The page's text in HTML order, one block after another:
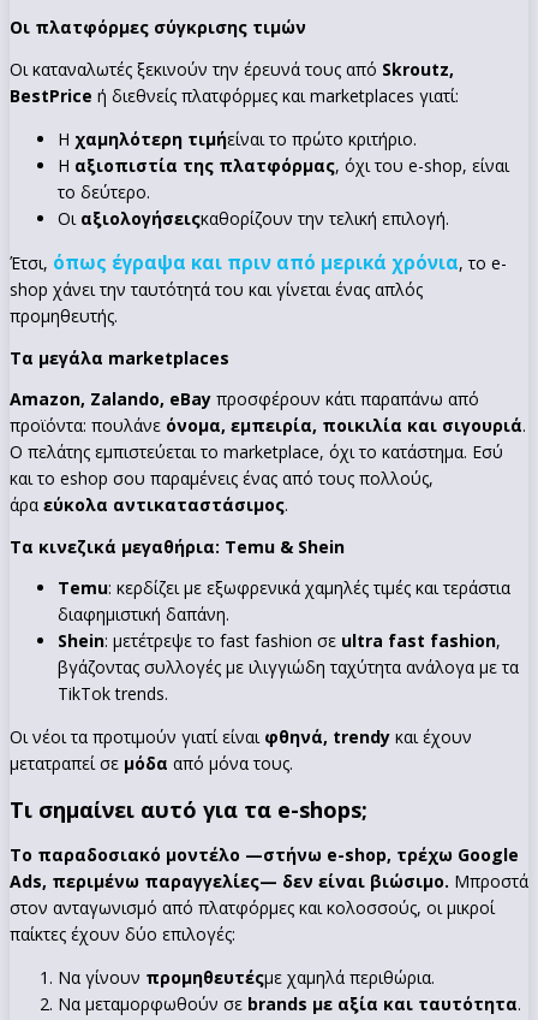
Οι πλατφόρμες σύγκρισης τιμών
Οι καταναλωτές ξεκινούν την έρευνά τους από Skroutz,
BestPrice ή διεθνείς πλατφόρμες και marketplaces γιατί:
Η χαμηλότερη τιμήείναι το πρώτο κριτήριο.
Η αξιοπιστία της πλατφόρμας, όχι του e-shop, είναι
το δεύτερο.
Οι αξιολογήσειςκαθορίζουν την τελική επιλογή.
Έτσι, όπως έγραψα και πριν από μερικά χρόνια, το e-
shop χάνει την ταυτότητά του και γίνεται ένας απλός
προμηθευτής.
Τα μεγάλα marketplaces
Amazon, Zalando, eBay προσφέρουν κάτι παραπάνω από
προϊόντα: πουλάνε όνομα, εμπειρία, ποικιλία και σιγουριά.
Ο πελάτης εμπιστεύεται το marketplace, όχι το κατάστημα. Εσύ
και το eshop σου παραμένεις ένας από τους πολλούς,
άρα εύκολα αντικαταστάσιμος.
Τα κινεζικά μεγαθήρια: Temu & Shein
Temu: κερδίζει με εξωφρενικά χαμηλές τιμές και τεράστια
διαφημιστική δαπάνη.
Shein: μετέτρεψε το fast fashion σε ultra fast fashion,
βγάζοντας συλλογές με ιλιγγιώδη ταχύτητα ανάλογα με τα
TikTok trends.
Οι νέοι τα προτιμούν γιατί είναι φθηνά, trendy και έχουν
μετατραπεί σε μόδα από μόνα τους.
Τι σημαίνει αυτό για τα e-shops;
Το παραδοσιακό μοντέλο —στήνω e-shop, τρέχω Google
Ads, περιμένω παραγγελίες— δεν είναι βιώσιμο. Μπροστά
στον ανταγωνισμό από πλατφόρμες και κολοσσούς, οι μικροί
παίκτες έχουν δύο επιλογές:
Να γίνουν προμηθευτέςμε χαμηλά περιθώρια.
Να μεταμορφωθούν σε brands με αξία και ταυτότητα.